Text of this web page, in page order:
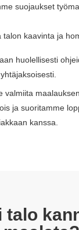
suojaukset
talon kaavinta ja
huolellisesti
valmiita
ja suoritamme
kanssa.
talo